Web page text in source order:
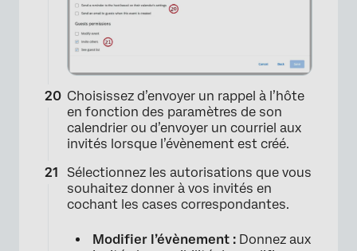
Choisissez d’envoyer un rappel à l’hôte
en fonction des paramètres de son
calendrier ou d’envoyer un courriel aux
invités lorsque l’évènement est créé.
Sélectionnez les autorisations que vous
souhaitez donner à vos invités en
cochant les cases correspondantes.
Modifier l’évènement : Donnez aux